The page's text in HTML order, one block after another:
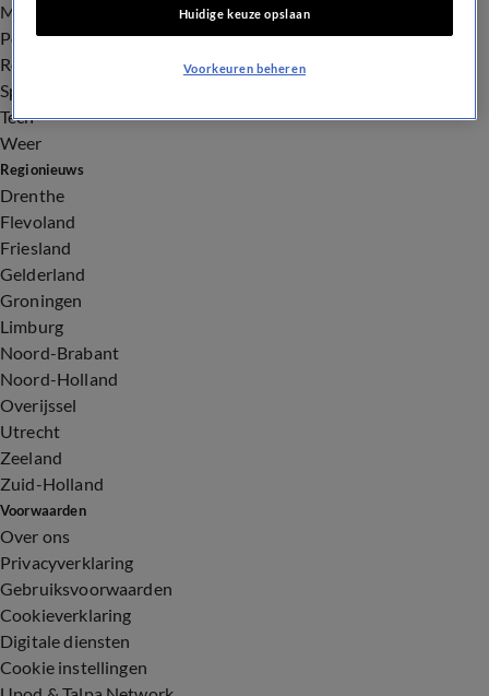
Milieu en Gezondheid
Politiek
Royalty
Sport
Tech
Weer
Regionieuws
Drenthe
Flevoland
Friesland
Gelderland
Groningen
Limburg
Noord-Brabant
Noord-Holland
Overijssel
Utrecht
Zeeland
Zuid-Holland
Voorwaarden
Over ons
Privacyverklaring
Gebruiksvoorwaarden
Cookieverklaring
Digitale diensten
Cookie instellingen
Huidige keuze opslaan
Voorkeuren beheren